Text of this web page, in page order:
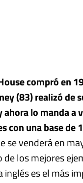
compró en
(83) realizó de
ahora lo manda a
con una base de
se venderá en
los mejores
inglés es el más